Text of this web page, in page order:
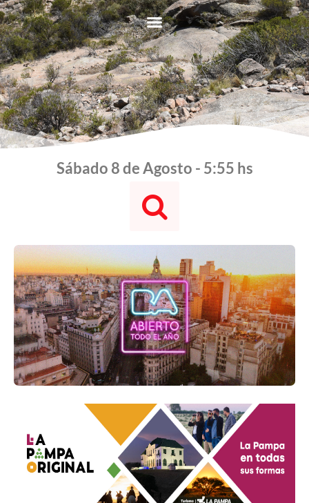
Sábado 8 de Agosto - 5:55 hs